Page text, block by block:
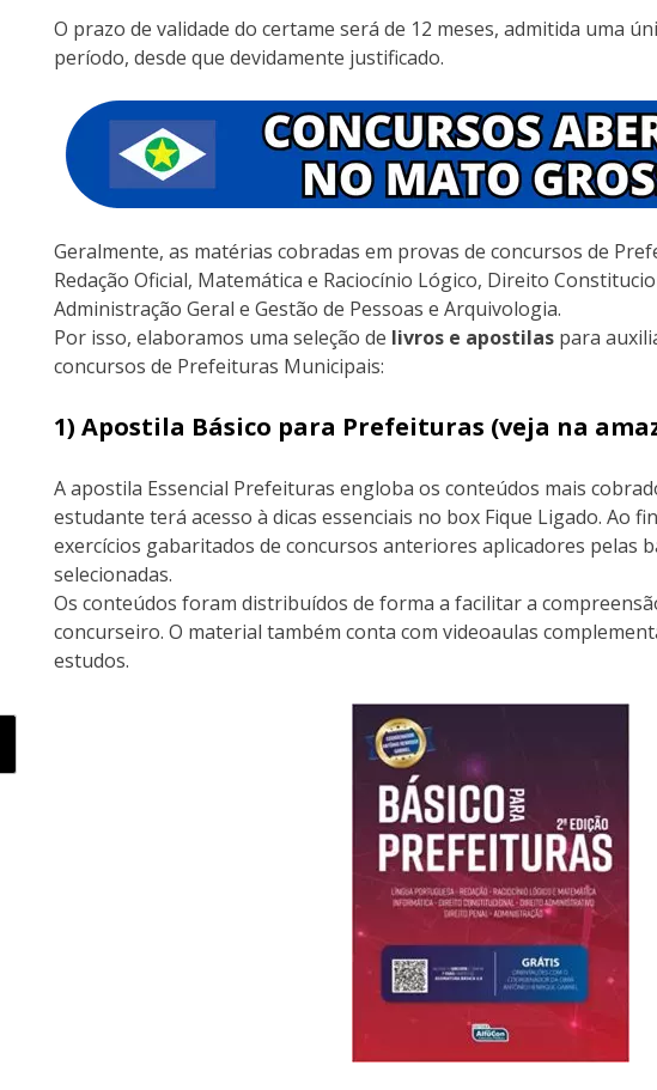
O prazo de validade do certame será de 12 meses, admitida uma
período, desde que devidamente justificado.
Geralmente, as matérias cobradas em provas de concursos de
Redação Oficial, Matemática e Raciocínio Lógico, Direito
Administração Geral e Gestão de Pessoas e Arquivologia.
Por isso, elaboramos uma seleção de livros e apostilas para
concursos de Prefeituras Municipais:
1) Apostila Básico para Prefeituras (veja na
A apostila Essencial Prefeituras engloba os conteúdos mais
estudante terá acesso à dicas essenciais no box Fique Ligado. Ao
exercícios gabaritados de concursos anteriores aplicadores pelas
selecionadas.
Os conteúdos foram distribuídos de forma a facilitar a
concurseiro. O material também conta com videoaulas
estudos.